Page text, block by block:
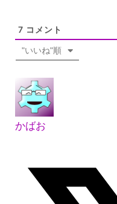
7 コメント
"いいね"順
かばお